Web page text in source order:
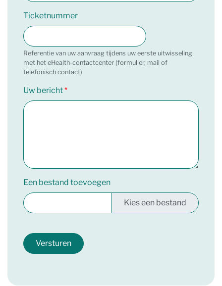
Ticketnummer
Referentie van uw aanvraag tijdens uw eerste uitwisseling
met het eHealth-contactcenter (formulier, mail of
telefonisch contact)
Uw bericht
Een bestand toevoegen
Versturen